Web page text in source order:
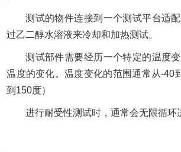
测试的物件连接到一个测试平台适
过乙二醇水溶液来冷却和加热测试。
测试部件需要经历一个特定的温度
温度的变化。温度变化的范围通常从-40
到150度）
进行耐受性测试时，通常会无限循环